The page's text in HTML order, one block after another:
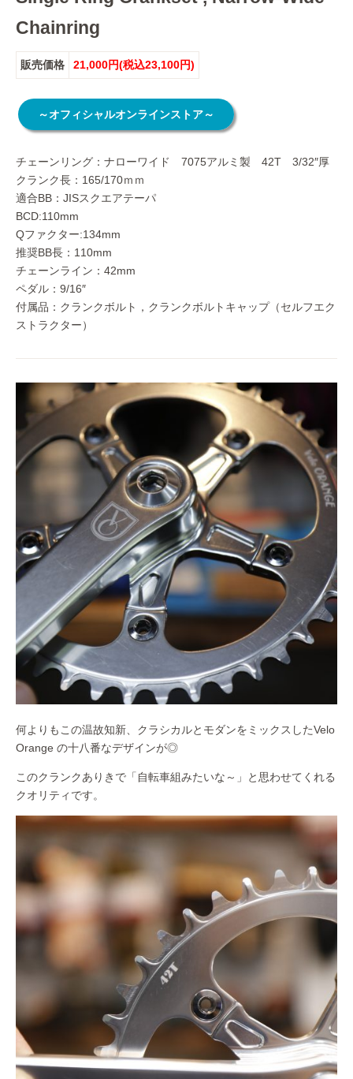
Chainring
販売価格 21,000円(税込23,100円)
～オフィシャルオンラインストア～
チェーンリング：ナローワイド 7075アルミ製 42T 3/32″厚
クランク長：165/170ｍｍ
適合BB：JISスクエアテーパ
BCD:110mm
Qファクター:134mm
推奨BB長：110mm
チェーンライン：42mm
ペダル：9/16″
付属品：クランクボルト，クランクボルトキャップ（セルフエク
ストラクター）
何よりもこの温故知新、クラシカルとモダンをミックスしたVelo
Orange の十八番なデザインが◎
このクランクありきで「自転車組みたいな～」と思わせてくれる
クオリティです。